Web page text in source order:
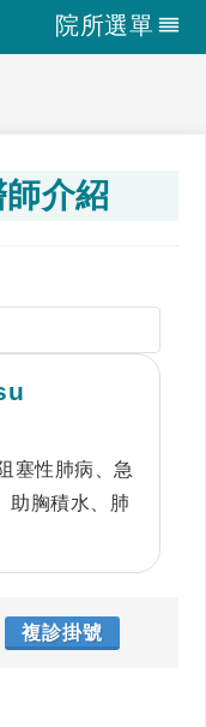
院所選單
介紹
塞性肺病、急
助胸積水、肺
複診掛號